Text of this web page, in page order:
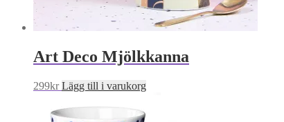
Art Deco Mjölkkanna
299kr Lägg till i varukorg